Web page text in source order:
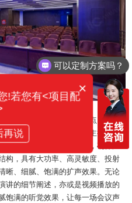
、技术集成度要求高的特点，itc项
为其部署了线性音箱作为主扩声，
准调整音箱角度、间距，确保声
构，具有大功率、高灵敏度、投射
晰、细腻、饱满的扩声效果。无论
讲的细节阐述，亦或是视频播放的
饱满的听觉效果，让每一场会议声
你们电话多少？
×
!若您有<项目配
再说